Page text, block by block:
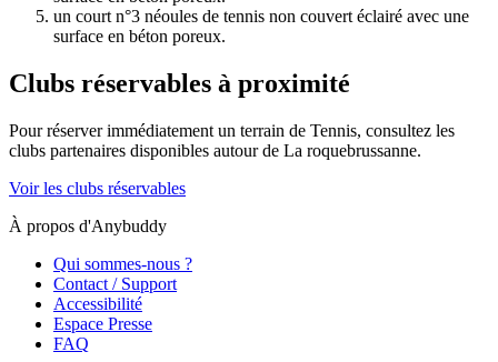
un court n°3 néoules de tennis non couvert éclairé avec une
surface en béton poreux.
Clubs réservables à proximité
Pour réserver immédiatement un terrain de Tennis, consultez les
clubs partenaires disponibles autour de La roquebrussanne.
Voir les clubs réservables
À propos d'Anybuddy
Qui sommes-nous ?
Contact / Support
Accessibilité
Espace Presse
FAQ